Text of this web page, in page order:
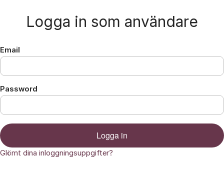
Logga in som användare
Email
Password
Logga in
Glömt dina inloggningsuppgifter?